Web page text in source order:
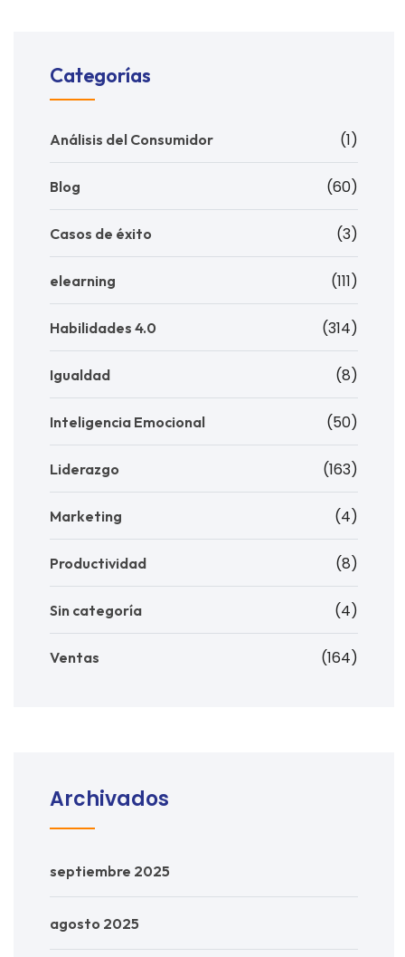
Categorías
Análisis del Consumidor (1)
Blog (60)
Casos de éxito (3)
elearning (111)
Habilidades 4.0 (314)
Igualdad (8)
Inteligencia Emocional (50)
Liderazgo (163)
Marketing (4)
Productividad (8)
Sin categoría (4)
Ventas (164)
Archivados
septiembre 2025
agosto 2025